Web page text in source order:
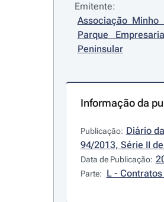
Emitente:
Associação
Parque
Peninsular
Informação da
Publicação: Diário
94/2013, Série II
Data de Publicação:
Parte: L -